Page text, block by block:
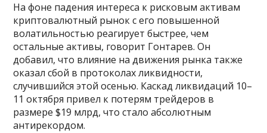
На фоне падения интереса к рисковым активам
криптовалютный рынок с его повышенной
волатильностью реагирует быстрее, чем
остальные активы, говорит Гонтарев. Он
добавил, что влияние на движения рынка также
оказал сбой в протоколах ликвидности,
случившийся этой осенью. Каскад ликвидаций 10–
11 октября привел к потерям трейдеров в
размере $19 млрд, что стало абсолютным
антирекордом.